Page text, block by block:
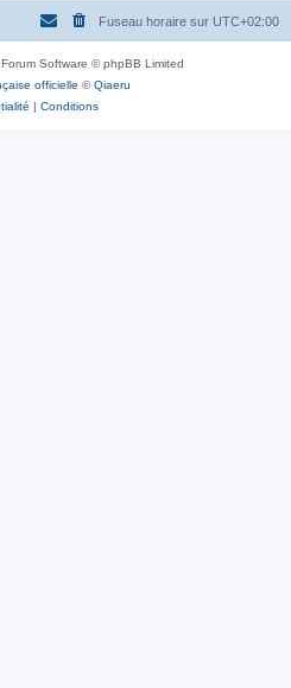
r
Fuseau horaire sur UTC+02:00
Software © phpBB Limited
officielle ©Qiaeru
| Conditions